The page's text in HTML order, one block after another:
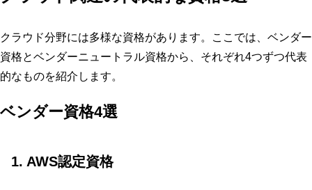
クラウド分野には多様な資格があります。ここでは、ベンダー
資格とベンダーニュートラル資格から、それぞれ4つずつ代表
的なものを紹介します。
ベンダー資格4選
1. AWS認定資格